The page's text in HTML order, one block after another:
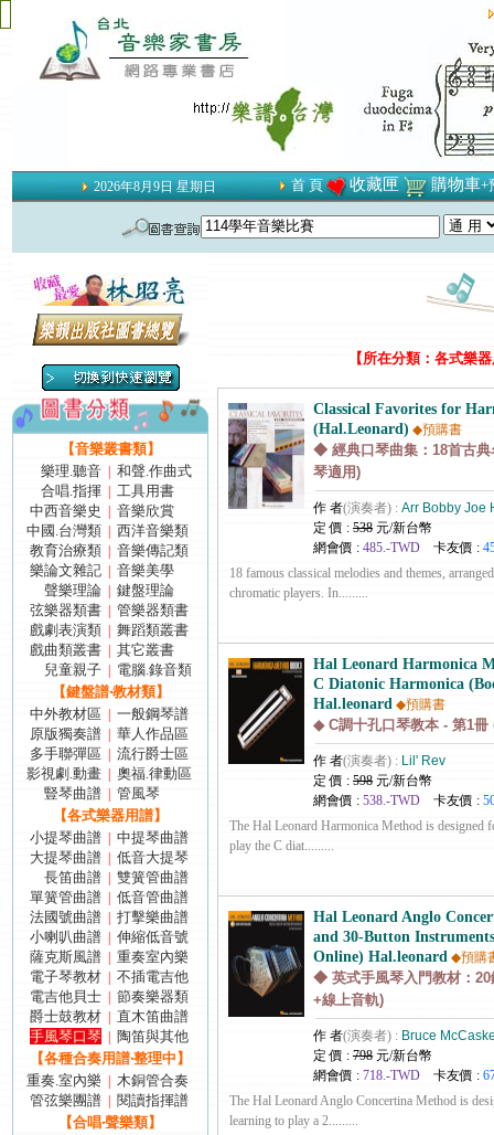
2026年8月9日 星期日 首 頁 收藏匣 購物車+
【音樂叢書類】
樂理.聽音
和聲.作曲式
合唱.指揮
工具用書
中西音樂史
音樂欣賞
中國.台灣類
西洋音樂類
教育治療類
音樂傳記類
樂論文雜記
音樂美學
聲樂理論
鍵盤理論
弦樂器類書
管樂器類書
戲劇表演類
舞蹈類叢書
戲曲類叢書
其它叢書
兒童親子
電腦.錄音類
【鍵盤譜‧教材類】
中外教材區
一般鋼琴譜
原版獨奏譜
華人作品區
多手聯彈區
流行爵士區
影視劇.動畫
奧福.律動區
豎琴曲譜
管風琴
【各式樂器用譜】
小提琴曲譜
中提琴曲譜
大提琴曲譜
低音大提琴
長笛曲譜
雙簧管曲譜
單簧管曲譜
低音管曲譜
法國號曲譜
打擊樂曲譜
小喇叭曲譜
伸縮低音號
薩克斯風譜
重奏室內樂
電子琴教材
不插電吉他
電吉他貝士
節奏樂器類
爵士鼓教材
直木笛曲譜
手風琴口琴
陶笛與其他
【各種合奏用譜‧整理中】
重奏.室內樂
木銅管合奏
管弦樂團譜
閱讀指揮譜
【合唱‧聲樂類】
【所在分類：各式樂
Classical Favorites for
(Hal.Leonard) ◆預購書
◆ 經典口琴曲集：18首古典
琴適用)
作 者(演奏者) : Arr Bobby Joe
定 價 : 538 元/新台幣
網會價 : 485.-TWD 卡友價 :
18 famous classical melodies and themes,
chromatic players. In.........
Hal Leonard Harmonica
C Diatonic Harmonica
Hal.leonard ◆預購書
◆ C調十孔口琴教本 - 第1冊
作 者(演奏者) : Lil' Rev
定 價 : 598 元/新台幣
網會價 : 538.-TWD 卡友價 :
The Hal Leonard Harmonica Method is designed
play the C diat.........
Hal Leonard Anglo
and 30-Button
Online) Hal.leonard ◆預購
◆ 英式手風琴入門教材：20
+線上音軌)
作 者(演奏者) : Bruce
定 價 : 798 元/新台幣
網會價 : 718.-TWD 卡友價 :
The Hal Leonard Anglo Concertina Method is
learning to play a 2.........